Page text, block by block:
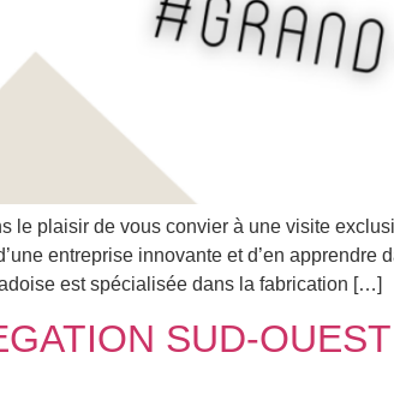
le plaisir de vous convier à une visite
entreprise innovante et d’en
est spécialisée dans la fabrication […]
SUD-